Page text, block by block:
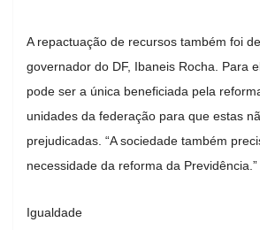
A repactuação de recursos também foi
governador do DF, Ibaneis Rocha. Para
pode ser a única beneficiada pela
unidades da federação para que estas
prejudicadas. “A sociedade também
necessidade da reforma da Previdência.”
Igualdade